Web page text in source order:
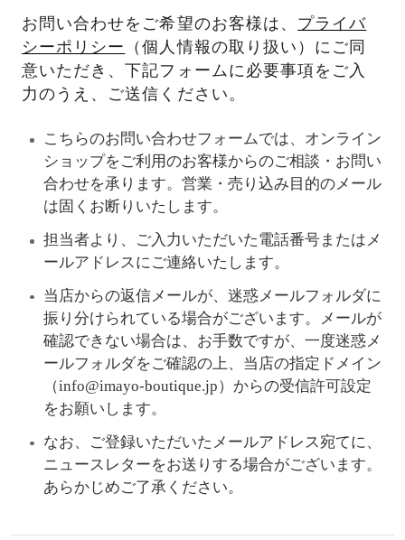
お問い合わせをご希望のお客様は、 プライバ
シーポリシー
（個人情報の取り扱い）にご同
意いただき、下記フォームに必要事項をご入
力のうえ、ご送信ください。
こちらのお問い合わせフォームでは、オンライン
ショップをご利用のお客様からのご相談・お問い
合わせを承ります。営業・売り込み目的のメール
は固くお断りいたします。
担当者より、ご入力いただいた電話番号またはメ
ールアドレスにご連絡いたします。
当店からの返信メールが、迷惑メールフォルダに
振り分けられている場合がございます。メールが
確認できない場合は、お手数ですが、一度迷惑メ
ールフォルダをご確認の上、当店の指定ドメイン
（info@imayo-boutique.jp）からの受信許可設定
をお願いします。
なお、ご登録いただいたメールアドレス宛てに、
ニュースレターをお送りする場合がございます。
あらかじめご了承ください。